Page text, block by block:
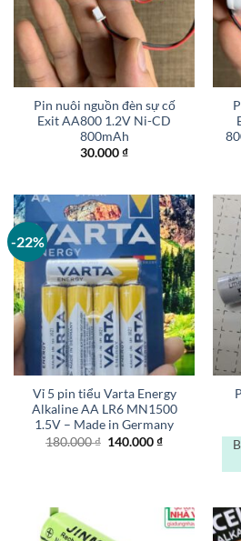
Pin nuôi nguồn đèn sự cố
Exit AA800 1.2V Ni-CD
800mAh
30.000₫
-22%
Vỉ 5 pin tiểu Varta Energy
Alkaline AA LR6 MN1500
1.5V – Made in Germany
180.000₫ Giá
140.000₫Giá